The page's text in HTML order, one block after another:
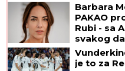
Barbara
PAKAO
Rubi - sa
svakog
borbu
je to za